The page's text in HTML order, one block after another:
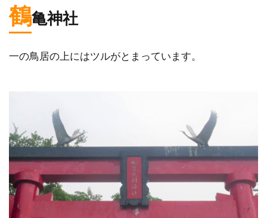
鶴亀神社
一の鳥居の上にはツルがとまっています。